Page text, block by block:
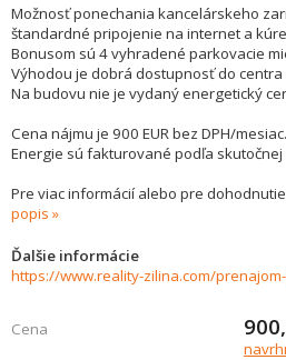
Možnosť ponechania kancelárskeho
štandardné pripojenie na internet a
Bonusom sú 4 vyhradené parkovacie
Výhodou je dobrá dostupnosť do centra
Na budovu nie je vydaný energetický
Cena nájmu je 900 EUR bez DPH/mesiac.
Energie sú fakturované podľa
Pre viac informácií alebo pre
popis
Ďalšie informácie
Cena